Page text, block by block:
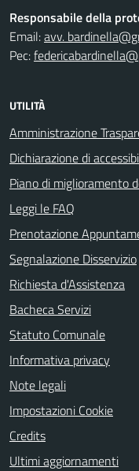
Responsabile della
Email:avv.
Pec:
UTILITÀ
Amministrazione
Dichiarazione di
Piano di miglioramento
Leggi le FAQ
Prenotazione
Segnalazione Disservizio
Richiesta d'Assistenza
Bacheca Servizi
Statuto Comunale
Informativa privacy
Note legali
Impostazioni Cookie
Credits
Ultimi aggiornamenti